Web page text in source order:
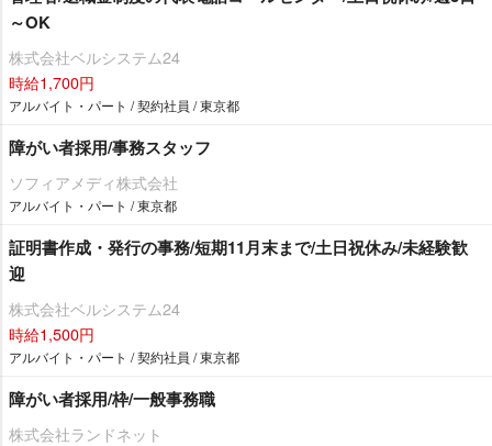
～OK
株式会社ベルシステム24
時給1,700円
アルバイト・パート / 契約社員 / 東京都
障がい者採用/事務スタッフ
ソフィアメディ株式会社
アルバイト・パート / 東京都
証明書作成・発行の事務/短期11月末まで/土日祝休み/未経験歓
迎
株式会社ベルシステム24
時給1,500円
アルバイト・パート / 契約社員 / 東京都
障がい者採用/枠/一般事務職
株式会社ランドネット